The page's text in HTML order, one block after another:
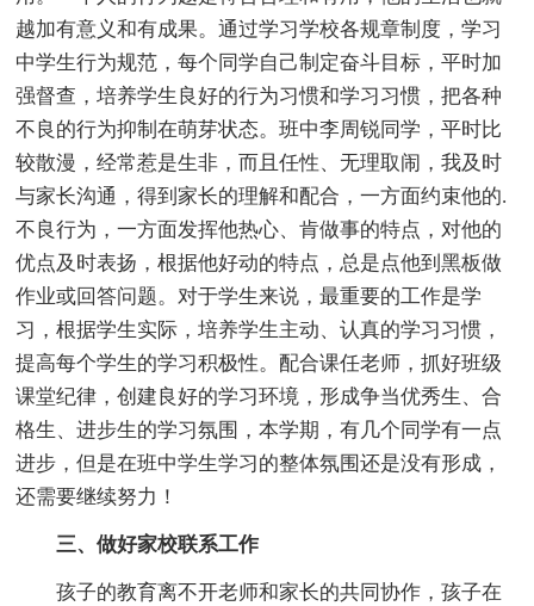
越加有意义和有成果。通过学习学校各规章制度，学习
中学生行为规范，每个同学自己制定奋斗目标，平时加
强督查，培养学生良好的行为习惯和学习习惯，把各种
不良的行为抑制在萌芽状态。班中李周锐同学，平时比
较散漫，经常惹是生非，而且任性、无理取闹，我及时
与家长沟通，得到家长的理解和配合，一方面约束他的.
不良行为，一方面发挥他热心、肯做事的特点，对他的
优点及时表扬，根据他好动的特点，总是点他到黑板做
作业或回答问题。对于学生来说，最重要的工作是学
习，根据学生实际，培养学生主动、认真的学习习惯，
提高每个学生的学习积极性。配合课任老师，抓好班级
课堂纪律，创建良好的学习环境，形成争当优秀生、合
格生、进步生的学习氛围，本学期，有几个同学有一点
进步，但是在班中学生学习的整体氛围还是没有形成，
还需要继续努力！
三、做好家校联系工作
孩子的教育离不开老师和家长的共同协作，孩子在